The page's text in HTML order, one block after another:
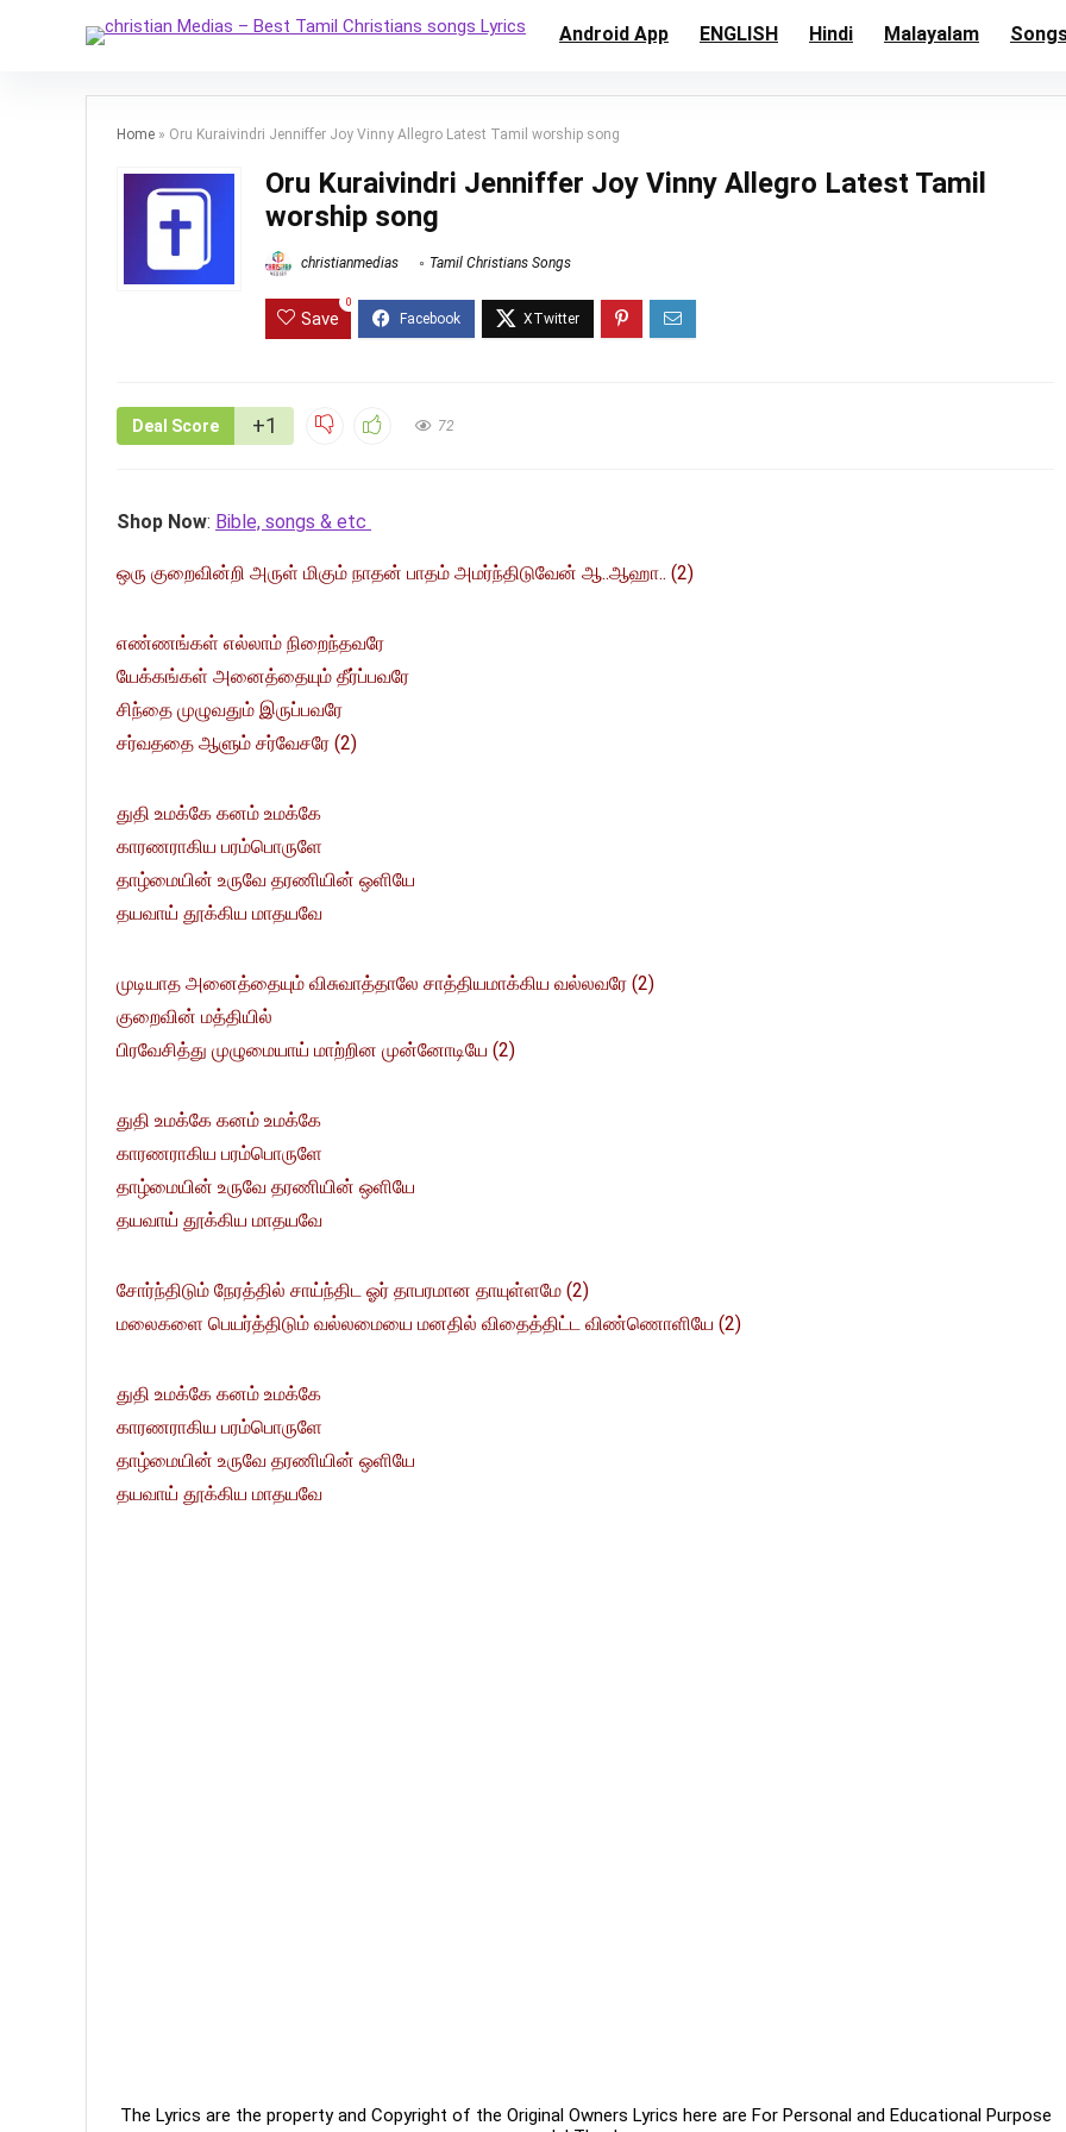
Android App ENGLISH Hindi Malayalam
Home » Oru Kuraivindri Jenniffer Joy Vinny Allegro Latest Tamil worship song
Oru Kuraivindri Jenniffer Joy Vinny Allegro Latest Tamil
worship song
christianmedias Tamil Christians Songs
Save
0
Deal Score +1 72
Shop Now: Bible, songs & etc
ஒரு குறைவின்றி அருள் மிகும் நாதன் பாதம் அமர்ந்திடுவேன் ஆ..ஆஹா.. (2)
எண்ணங்கள் எல்லாம் நிறைந்தவரே
யேக்கங்கள் அனைத்தையும் தீர்ப்பவரே
சிந்தை முழுவதும் இருப்பவரே
சர்வததை ஆளும் சர்வேசரே (2)
துதி உமக்கே கனம் உமக்கே
காரணராகிய பரம்பொருளே
தாழ்மையின் உருவே தரணியின் ஒளியே
தயவாய் தூக்கிய மாதயவே
முடியாத அனைத்தையும் விசுவாத்தாலே சாத்தியமாக்கிய வல்லவரே (2)
குறைவின் மத்தியில்
பிரவேசித்து முழுமையாய் மாற்றின முன்னோடியே (2)
துதி உமக்கே கனம் உமக்கே
காரணராகிய பரம்பொருளே
தாழ்மையின் உருவே தரணியின் ஒளியே
தயவாய் தூக்கிய மாதயவே
சோர்ந்திடும் நேரத்தில் சாய்ந்திட ஓர் தாபரமான தாயுள்ளமே (2)
மலைகளை பெயர்த்திடும் வல்லமையை மனதில் விதைத்திட்ட விண்ணொளியே (2)
துதி உமக்கே கனம் உமக்கே
காரணராகிய பரம்பொருளே
தாழ்மையின் உருவே தரணியின் ஒளியே
தயவாய் தூக்கிய மாதயவே
The Lyrics are the property and Copyright of the Original Owners Lyrics here are For Personal and Educational Purpose